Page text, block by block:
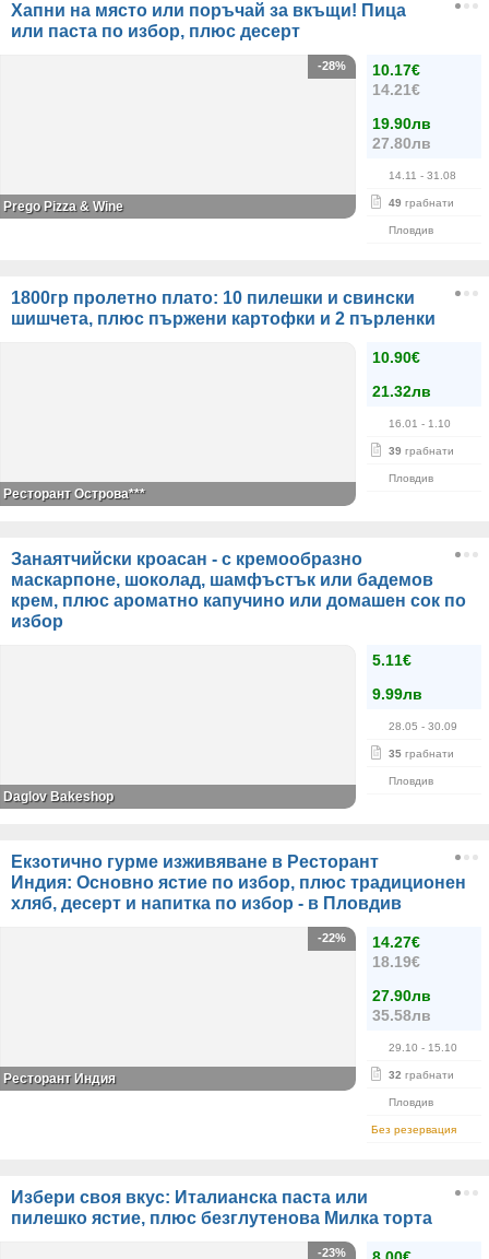
Хапни на място или поръчай за вкъщи! Пица
или паста по избор, плюс десерт
10.17€
14.21€
19.90лв
27.80лв
14.11 - 31.08
49 грабнати
Пловдив
-28%
Prego Pizza & Wine
1800гр пролетно плато: 10 пилешки и свински
шишчета, плюс пържени картофки и 2 пърленки
10.90€
21.32лв
16.01 - 1.10
39 грабнати
Пловдив
Ресторант Острова***
Занаятчийски кроасан - с кремообразно
маскарпоне, шоколад, шамфъстък или бадемов
крем, плюс ароматно капучино или домашен сок по
избор
5.11€
9.99лв
28.05 - 30.09
35 грабнати
Пловдив
Daglov Bakeshop
Екзотично гурме изживяване в Ресторант
Индия: Основно ястие по избор, плюс традиционен
хляб, десерт и напитка по избор - в Пловдив
14.27€
18.19€
27.90лв
35.58лв
29.10 - 15.10
32 грабнати
Пловдив
Без резервация
-22%
Ресторант Индия
Избери своя вкус: Италианска паста или
пилешко ястие, плюс безглутенова Милка торта
-23%